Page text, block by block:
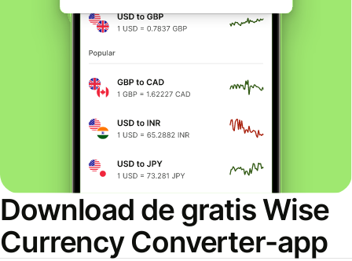
Download de gratis Wise
Currency Converter-app